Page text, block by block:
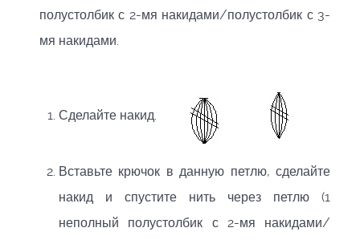
полустолбик с 2-мя накидами/полустолбик с 3-
мя накидами.
Сделайте накид.
Вставьте крючок в данную петлю, сделайте
накид и спустите нить через петлю (1
неполный полустолбик с 2-мя накидами/